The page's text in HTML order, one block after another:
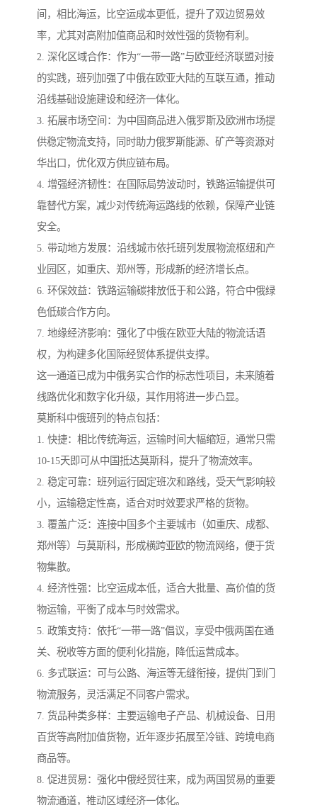
间，相比海运，比空运成本更低，提升了双边贸易效
率，尤其对高附加值商品和时效性强的货物有利。
2. 深化区域合作：作为“一带一路”与欧亚经济联盟对接
的实践，班列加强了中俄在欧亚大陆的互联互通，推动
沿线基础设施建设和经济一体化。
3. 拓展市场空间：为中国商品进入俄罗斯及欧洲市场提
供稳定物流支持，同时助力俄罗斯能源、矿产等资源对
华出口，优化双方供应链布局。
4. 增强经济韧性：在国际局势波动时，铁路运输提供可
靠替代方案，减少对传统海运路线的依赖，保障产业链
安全。
5. 带动地方发展：沿线城市依托班列发展物流枢纽和产
业园区，如重庆、郑州等，形成新的经济增长点。
6. 环保效益：铁路运输碳排放低于和公路，符合中俄绿
色低碳合作方向。
7. 地缘经济影响：强化了中俄在欧亚大陆的物流话语
权，为构建多化国际经贸体系提供支撑。
这一通道已成为中俄务实合作的标志性项目，未来随着
线路优化和数字化升级，其作用将进一步凸显。
莫斯科中俄班列的特点包括：
1. 快捷：相比传统海运，运输时间大幅缩短，通常只需
10-15天即可从中国抵达莫斯科，提升了物流效率。
2. 稳定可靠：班列运行固定班次和路线，受天气影响较
小，运输稳定性高，适合对时效要求严格的货物。
3. 覆盖广泛：连接中国多个主要城市（如重庆、成都、
郑州等）与莫斯科，形成横跨亚欧的物流网络，便于货
物集散。
4. 经济性强：比空运成本低，适合大批量、高价值的货
物运输，平衡了成本与时效需求。
5. 政策支持：依托“一带一路”倡议，享受中俄两国在通
关、税收等方面的便利化措施，降低运营成本。
6. 多式联运：可与公路、海运等无缝衔接，提供门到门
物流服务，灵活满足不同客户需求。
7. 货品种类多样：主要运输电子产品、机械设备、日用
百货等高附加值货物，近年逐步拓展至冷链、跨境电商
商品等。
8. 促进贸易：强化中俄经贸往来，成为两国贸易的重要
物流通道，推动区域经济一体化。